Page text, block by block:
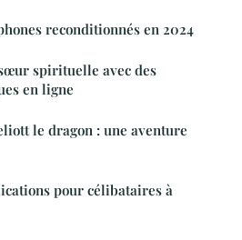
reconditionnés en 2024
spirituelle avec des
en ligne
le dragon : une aventure
pour célibataires à